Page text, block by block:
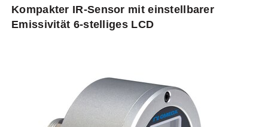
Kompakter IR-Sensor mit einstellbarer
Emissivität 6-stelliges LCD